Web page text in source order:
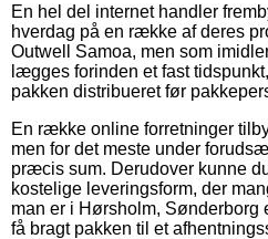
En hel del internet handler
hverdag på en række af deres
Outwell Samoa, men som
lægges forinden et fast
pakken distribueret før
En række online forretninger
men for det meste under
præcis sum. Derudover kunne
kostelige leveringsform, der
man er i Hørsholm, Sønderborg
få bragt pakken til et